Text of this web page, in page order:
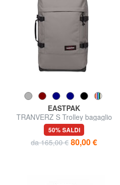
EASTPAK
TRANVERZ S Trolley bagaglio
a mano
50% SALDI
da 165,00 € 80,00 €